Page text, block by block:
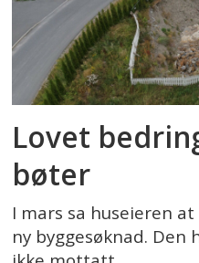
Lovet
bøter
I mars sa huseieren
ny byggesøknad.